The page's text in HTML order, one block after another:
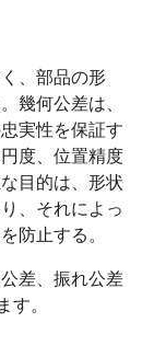
、部品の形
幾何公差は、
実性を保証す
度、位置精度
目的は、形状
、それによっ
防止する。
差、振れ公差
。